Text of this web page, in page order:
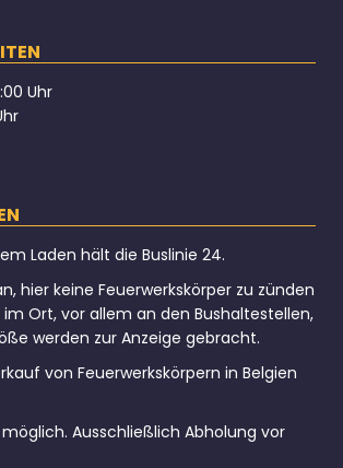
Uhr
Laden hält die Buslinie 24.
hier keine Feuerwerkskörper zu zünden
Ort, vor allem an den Bushaltestellen,
werden zur Anzeige gebracht.
von Feuerwerkskörpern in Belgien
Ausschließlich Abholung vor